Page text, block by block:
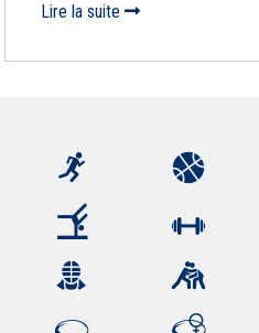
Lire la suite